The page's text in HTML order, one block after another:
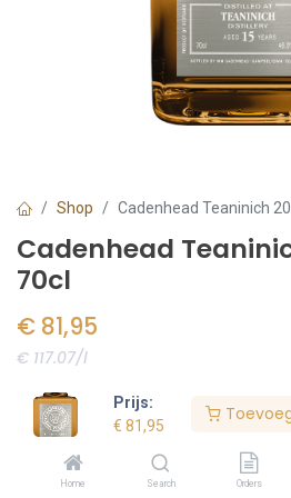
Prijs:
€ 81,95
Home Search Orders
Shop Cadenhead Teaninich
Cadenhead
70cl
€ 81,95
€ 117.07/l
Voorraad:3stuk(s)
Bestel nu